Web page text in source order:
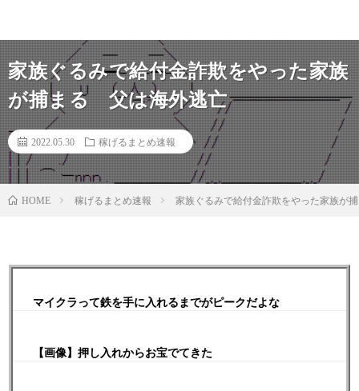
家族ぐるみで給付金詐欺をやった家族
が捕まる 父は海外逃亡
2022.05.30 稼げるまとめ速報
HOME 稼げるまとめ速報 家族ぐるみで給付金詐欺をやった家族が
マイクラって鉄を手に入れるまでがピークだよな
【画像】押し入れからお宝でてきた